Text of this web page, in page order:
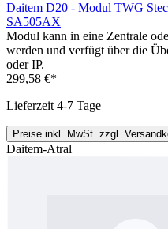
Daitem D20 - Modul TWG
SA505AX
Modul kann in eine Zentrale
werden und verfügt über die
oder IP.
299,58 €*
Lieferzeit 4-7 Tage
Preise inkl. MwSt. zzgl.
Daitem-Atral